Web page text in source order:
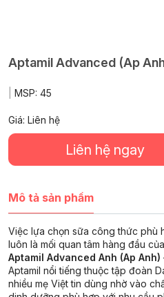
Aptamil Advanced (Ap
MSP: 45
Giá: Liên hệ
Liên hệ ngay
Mô tả sản phẩm
Việc lựa chọn sữa công thức phù
luôn là mối quan tâm hàng đầu
Aptamil Advanced Anh (Ap Anh)
Aptamil nổi tiếng thuộc tập đoàn
nhiều mẹ Việt tin dùng nhờ vào